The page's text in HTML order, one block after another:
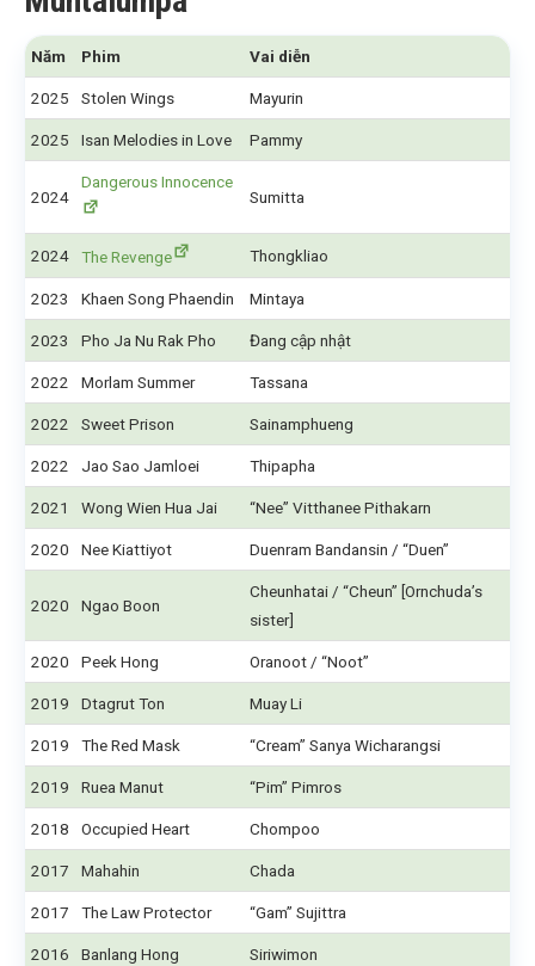
Năm Phim Vai diễn
2025 Stolen Wings Mayurin
2025 Isan Melodies in Love Pammy
2024
Dangerous Innocence
Sumitta
2024 The Revenge Thongkliao
2023 Khaen Song Phaendin Mintaya
2023 Pho Ja Nu Rak Pho Đang cập nhật
2022 Morlam Summer Tassana
2022 Sweet Prison Sainamphueng
2022 Jao Sao Jamloei Thipapha
2021 Wong Wien Hua Jai “Nee” Vitthanee Pithakarn
2020 Nee Kiattiyot Duenram Bandansin / “Duen”
2020 Ngao Boon
Cheunhatai / “Cheun” [Ornchuda’s
sister]
2020 Peek Hong Oranoot / “Noot”
2019 Dtagrut Ton Muay Li
2019 The Red Mask “Cream” Sanya Wicharangsi
2019 Ruea Manut “Pim” Pimros
2018 Occupied Heart Chompoo
2017 Mahahin Chada
2017 The Law Protector “Gam” Sujittra
2016 Banlang Hong Siriwimon